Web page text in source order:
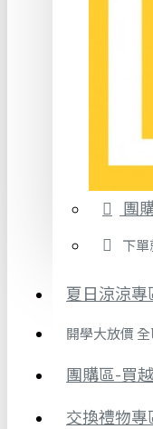
團
下
夏日涼涼專
開學大放價
團購區-買
交換禮物專